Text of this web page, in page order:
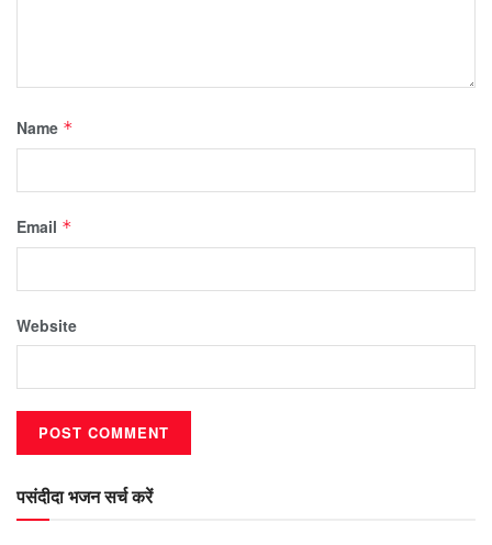
Name *
Email *
Website
पसंदीदा भजन सर्च करें